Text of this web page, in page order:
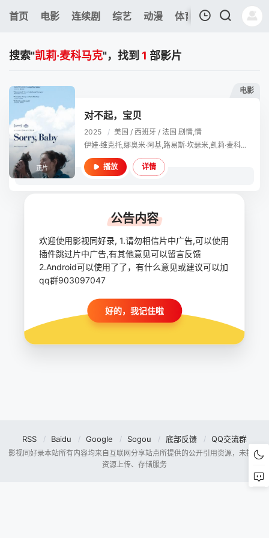
首页 电影 连续剧 综艺 动漫 体育 今日更新 热
我的观影记录
暂无观看影片的记录
搜索"凯莉·麦科马克"，找到 1 部影片
电影
正片
对不起，宝贝
2025 / 美国 / 西班牙 / 法国 剧情,情
伊娃·维克托,娜奥米·阿基,路易斯·坎瑟米,凯莉·麦科马克,卢卡斯·赫奇斯,约翰·卡洛·林奇,海缇安·朴,E·R·费特马斯特,Cody Reiss,乔丹·门多萨,Anabel Graetz,Jonny Myles,Danny Diaz,Marc Carver,利兹·毕晓普,Natalie Rotter-Laitman,Francesca D&amp;#039;Uva,Alison Wachtler,戴维·J·库蒂斯,Priscilla Manning
播放 详情
RSS Baidu Google Sogou 底部反馈 QQ交流群
影视同好录本站所有内容均来自互联网分享站点所提供的公开引用资源，未提供
资源上传、存储服务
公告内容
欢迎使用影视同好录, 1.请勿相信片中广告,可以使用
插件跳过片中广告,有其他意见可以留言反馈
2.Android可以使用了了，有什么意见或建议可以加
qq群903097047
好的，我记住啦